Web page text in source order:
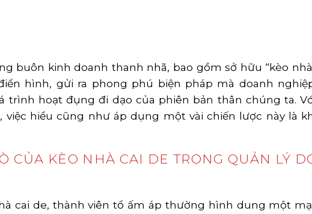
buôn kinh doanh thanh nhã, bao gồm sở hữu “kèo
hình, gửi ra phong phú biện pháp mà doanh
trình hoạt đụng đi dạo của phiên bản thân chúng ta.
việc hiểu cũng như áp dụng một vài chiến lược này là
CỦA KÈO NHÀ CAI DE TRONG QUẢN LÝ
cai de, thành viên tổ ấm áp thường hình dung một